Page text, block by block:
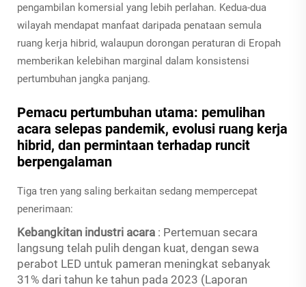
pengambilan komersial yang lebih perlahan. Kedua-dua
wilayah mendapat manfaat daripada penataan semula
ruang kerja hibrid, walaupun dorongan peraturan di Eropah
memberikan kelebihan marginal dalam konsistensi
pertumbuhan jangka panjang.
Pemacu pertumbuhan utama: pemulihan
acara selepas pandemik, evolusi ruang kerja
hibrid, dan permintaan terhadap runcit
berpengalaman
Tiga tren yang saling berkaitan sedang mempercepat
penerimaan:
Kebangkitan industri acara : Pertemuan secara
langsung telah pulih dengan kuat, dengan sewa
perabot LED untuk pameran meningkat sebanyak
31% dari tahun ke tahun pada 2023 (Laporan